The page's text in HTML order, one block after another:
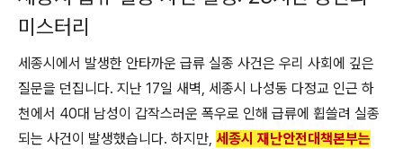
미스터리
세종시에서 발생한 안타까운 급류 실종 사건은 우리 사회에 깊은
질문을 던집니다. 지난 17일 새벽, 세종시 나성동 다정교 인근 하
천에서 40대 남성이 갑작스러운 폭우로 인해 급류에 휩쓸려 실종
되는 사건이 발생했습니다. 하지만, 세종시 재난안전대책본부는